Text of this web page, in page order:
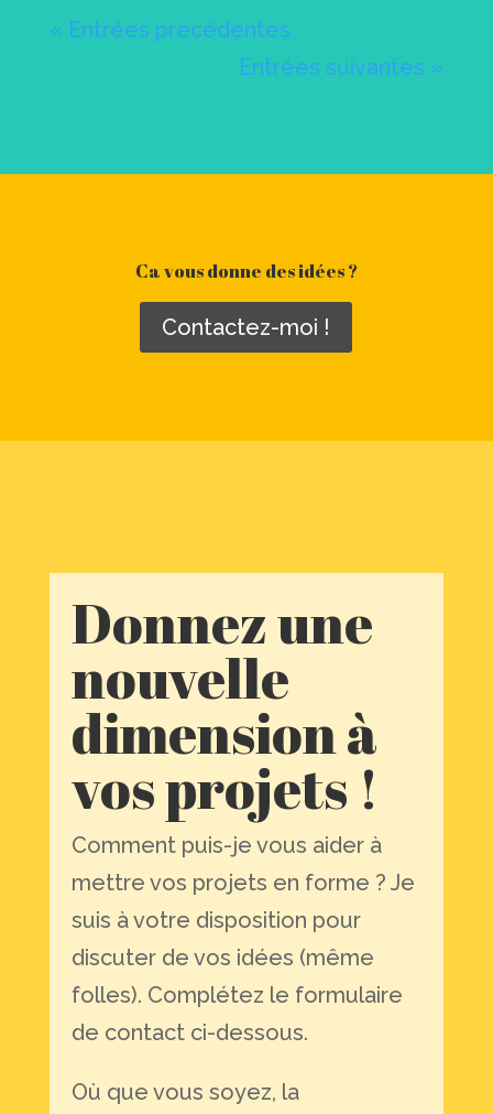
« Entrées précédentes
Entrées suivantes »
Ca vous donne des idées ?
Contactez-moi !
Donnez une
nouvelle
dimension à
vos projets !
Comment puis-je vous aider à
mettre vos projets en forme ? Je
suis à votre disposition pour
discuter de vos idées (même
folles). Complétez le formulaire
de contact ci-dessous.
Où que vous soyez, la